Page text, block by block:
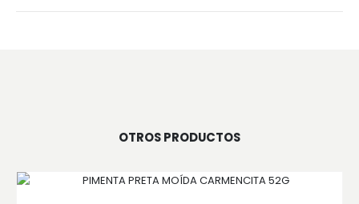
OTROS PRODUCTOS